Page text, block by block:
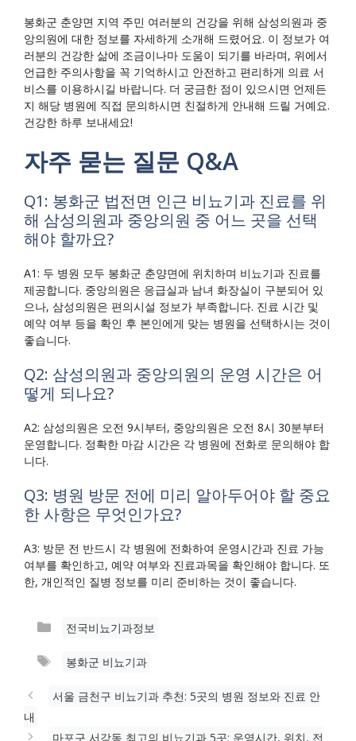
봉화군 춘양면 지역 주민 여러분의 건강을 위해 삼성의원과 중
앙의원에 대한 정보를 자세하게 소개해 드렸어요. 이 정보가 여
러분의 건강한 삶에 조금이나마 도움이 되기를 바라며, 위에서
언급한 주의사항을 꼭 기억하시고 안전하고 편리하게 의료 서
비스를 이용하시길 바랍니다. 더 궁금한 점이 있으시면 언제든
지 해당 병원에 직접 문의하시면 친절하게 안내해 드릴 거예요.
건강한 하루 보내세요!
자주 묻는 질문 Q&A
Q1: 봉화군 법전면 인근 비뇨기과 진료를 위
해 삼성의원과 중앙의원 중 어느 곳을 선택
해야 할까요?
A1: 두 병원 모두 봉화군 춘양면에 위치하며 비뇨기과 진료를
제공합니다. 중앙의원은 응급실과 남녀 화장실이 구분되어 있
으나, 삼성의원은 편의시설 정보가 부족합니다. 진료 시간 및
예약 여부 등을 확인 후 본인에게 맞는 병원을 선택하시는 것이
좋습니다.
Q2: 삼성의원과 중앙의원의 운영 시간은 어
떻게 되나요?
A2: 삼성의원은 오전 9시부터, 중앙의원은 오전 8시 30분부터
운영합니다. 정확한 마감 시간은 각 병원에 전화로 문의해야 합
니다.
Q3: 병원 방문 전에 미리 알아두어야 할 중요
한 사항은 무엇인가요?
A3: 방문 전 반드시 각 병원에 전화하여 운영시간과 진료 가능
여부를 확인하고, 예약 여부와 진료과목을 확인해야 합니다. 또
한, 개인적인 질병 정보를 미리 준비하는 것이 좋습니다.
카
고
전국비뇨기과정보
태
봉화군 비뇨기과
서울 금천구 비뇨기과 추천: 5곳의 병원 정보와 진료 안
내
마포구 서강동 최고의 비뇨기과 5곳: 운영시간, 위치, 전